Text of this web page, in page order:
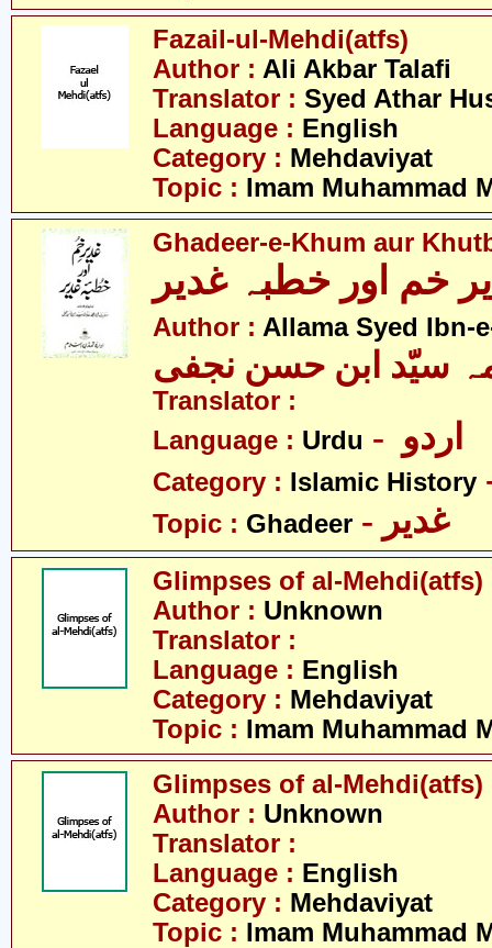
Fazail-ul-Mehdi(atfs)
Author : Ali Akbar Talafi
Translator : Syed Athar
Language : English
Category : Mehdaviyat
Topic : Imam Muhammad
Ghadeer-e-Khum aur
خم اور خطبہ غدیر
Author : Allama Syed Ibn-
سیّد ابن حسن نجفی
Translator :
Language : Urdu
Category : Islamic History
Topic : Ghadeer - غدیر
Glimpses of al-Mehdi(atfs)
Author : Unknown
Translator :
Language : English
Category : Mehdaviyat
Topic : Imam Muhammad
Glimpses of al-Mehdi(atfs)
Author : Unknown
Translator :
Language : English
Category : Mehdaviyat
Topic : Imam Muhammad